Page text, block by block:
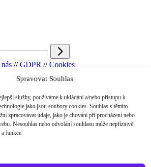
Spravovat Souhlas
služby, používáme k ukládání a/nebo přístupu k
jako jsou soubory cookies. Souhlas s těmito
zpracovávat údaje, jako je chování při procházení nebo
Nesouhlas nebo odvolání souhlasu může nepříznivě
funkce.
// GDPR // Cookies